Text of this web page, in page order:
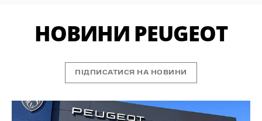
НОВИНИ PEUGEOT
ПІДПИСАТИСЯ НА НОВИНИ